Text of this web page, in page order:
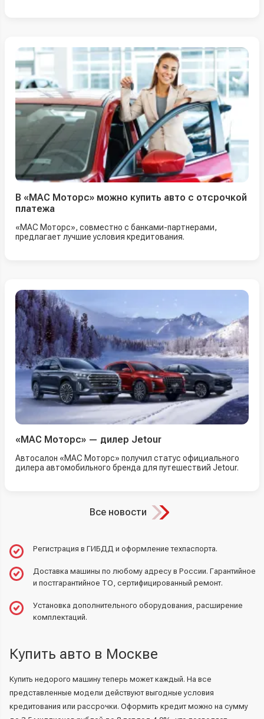
В «МАС Моторс» можно купить авто с отсрочкой
платежа
«МАС Моторс», совместно с банками-партнерами,
предлагает лучшие условия кредитования.
«МАС Моторс» — дилер Jetour
Автосалон «МАС Моторс» получил статус официального
дилера автомобильного бренда для путешествий Jetour.
Все новости
Регистрация в ГИБДД и оформление техпаспорта.
Доставка машины по любому адресу в России. Гарантийное
и постгарантийное ТО, сертифицированный ремонт.
Установка дополнительного оборудования, расширение
комплектаций.
Купить авто в Москве
Купить недорого машину теперь может каждый. На все
представленные модели действуют выгодные условия
кредитования или рассрочки. Оформить кредит можно на сумму